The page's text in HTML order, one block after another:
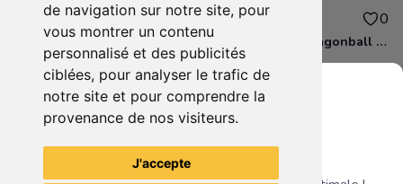
de navigation sur notre site, pour
vous montrer un contenu
personnalisé et des publicités
ciblées, pour analyser le trafic de
notre site et pour comprendre la
provenance de nos visiteurs.
J'accepte
110.00€ 0
boite figurine drahonball z shfiguarts neuve scelle
99.99€ 0
boite figurine dragonball z shfiguarts neuve scelle
Voir tous les articles du vendeur
Grenier du Geek